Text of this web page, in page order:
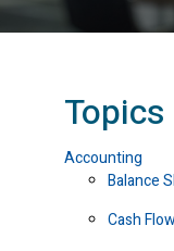
Topics
Accounting
Balance
Cash